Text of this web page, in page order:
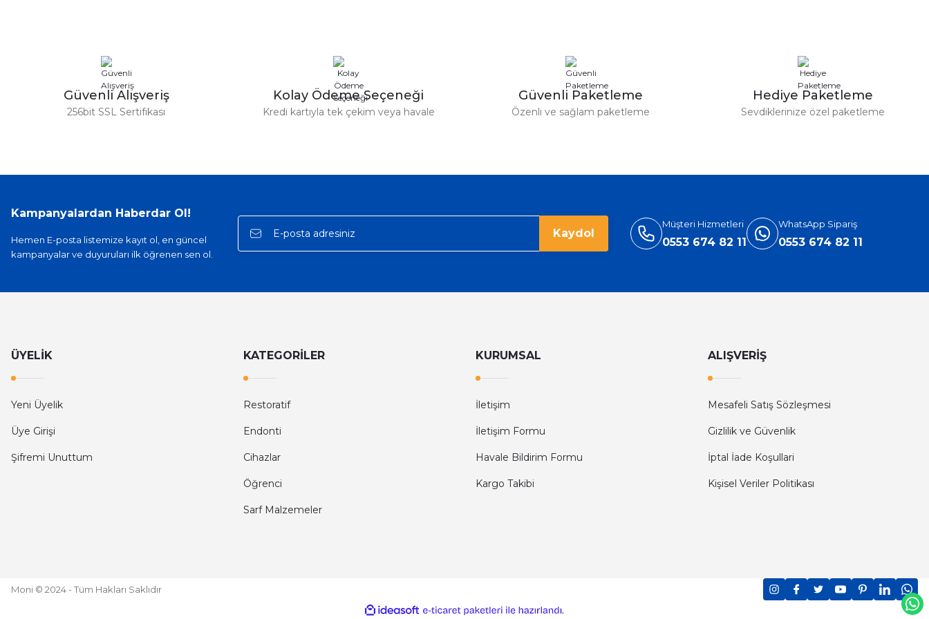
Ürün fiyatı diğer sitelerden daha pahalı.
Bu ürüne benzer farklı alternatifler olmalı.
Gönder
Güvenli Alışveriş
256bit SSL Sertifikası
Kolay Ödeme Seçeneği
Kredi kartıyla tek çekim veya havale
Güvenli Paketleme
Özenli ve sağlam paketleme
Hediye Paketleme
Sevdiklerinize özel paketleme
Kampanyalardan Haberdar Ol!
Hemen E-posta listemize kayıt ol, en güncel
kampanyalar ve duyuruları ilk öğrenen sen ol.
Kaydol
Müşteri Hizmetleri
0553 674 82 11
WhatsApp Sipariş
0553 674 82 11
ÜYELİK
Yeni Üyelik
Üye Girişi
Şifremi Unuttum
KATEGORİLER
Restoratif
Endonti
Cihazlar
Öğrenci
Sarf Malzemeler
KURUMSAL
İletişim
İletişim Formu
Havale Bildirim Formu
Kargo Takibi
ALIŞVERİŞ
Mesafeli Satış Sözleşmesi
Gizlilik ve Güvenlik
İptal İade Koşullari
Kişisel Veriler Politikası
Moni © 2024 - Tüm Hakları Saklıdır
ideasoft
e-